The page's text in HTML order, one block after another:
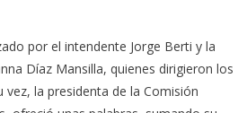
por el intendente Jorge Berti y la
Díaz Mansilla, quienes dirigieron los
vez, la presidenta de la Comisión